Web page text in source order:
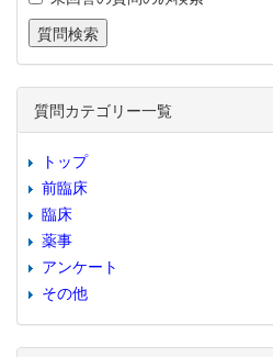
質問カテゴリー一覧
トップ
前臨床
臨床
薬事
アンケート
その他